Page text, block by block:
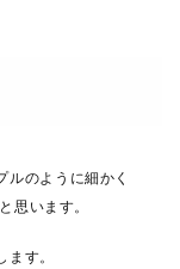
ルのように細かく
思います。
す。